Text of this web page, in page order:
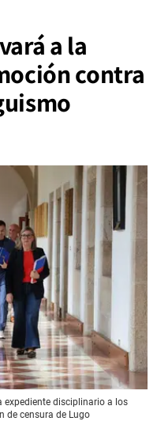
a la
contra
expediente disciplinario a los
de censura de Lugo